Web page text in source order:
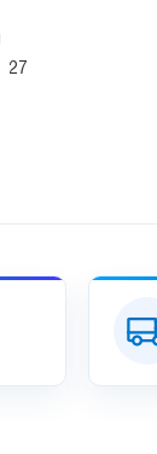
27